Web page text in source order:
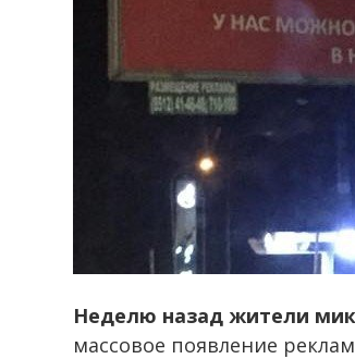
Неделю назад жители
массовое появление